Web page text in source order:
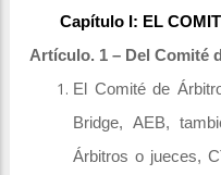
Capítulo I: EL
Artículo. 1 – Del Comité
El Comité de
Bridge, AEB,
Árbitros o jueces,